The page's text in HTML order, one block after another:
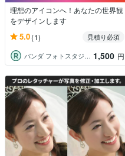
理想のアイコンへ！あなたの世界観
をデザインします
5.0(1)
見積り必須
パンダ フォトスタジオ＠画像レタッチ
1,500 円